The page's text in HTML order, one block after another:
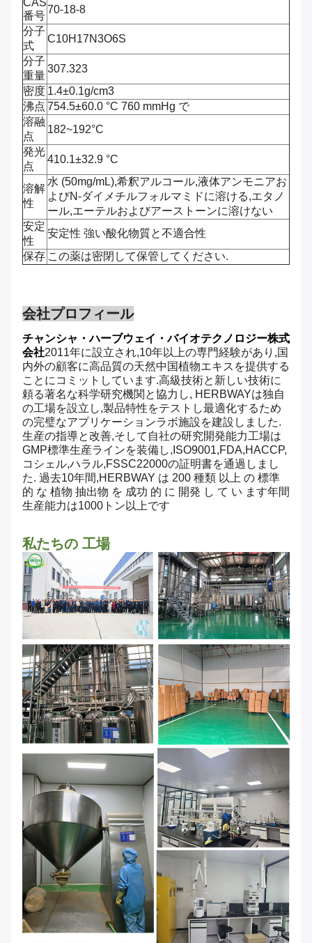
CAS
番号
70-18-8
分子
式
C10H17N3O6S
分子
重量
307.323
密度 1.4±0.1g/cm3
沸点 754.5±60.0 °C 760 mmHg で
溶融
点
182~192°C
発光
点
410.1±32.9 °C
溶解
性
水 (50mg/mL),希釈アルコール,液体アンモニアお
よびN-ダイメチルフォルマミドに溶ける,エタノ
ール,エーテルおよびアーストーンに溶けない
安定
性
安定性 強い酸化物質と不適合性
保存 この薬は密閉して保管してください.
会社プロフィール
チャンシャ・ハーブウェイ・バイオテクノロジー株式
会社2011年に設立され,10年以上の専門経験があり,国
内外の顧客に高品質の天然中国植物エキスを提供する
ことにコミットしています.高級技術と新しい技術に
頼る著名な科学研究機関と協力し, HERBWAYは独自
の工場を設立し,製品特性をテストし最適化するため
の完璧なアプリケーションラボ施設を建設しました.
生産の指導と改善,そして自社の研究開発能力工場は
GMP標準生産ラインを装備し,ISO9001,FDA,HACCP,
コシェル,ハラル,FSSC22000の証明書を通過しまし
た. 過去10年間,HERBWAY は 200 種類 以上 の 標準
的 な 植物 抽出物 を 成功 的 に 開発 し て い ます年間
生産能力は1000トン以上です
私たちの 工場